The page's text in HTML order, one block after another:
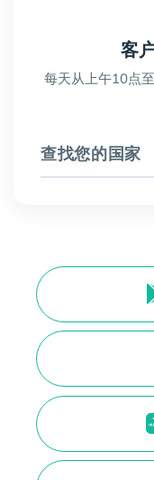
客
每天从上午10点
查找您的国家